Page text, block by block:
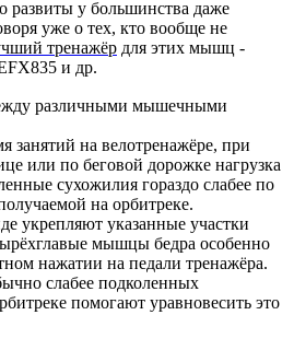
развиты у большинства даже
уже о тех, кто вообще не
тренажёр для этих мышц -
и др.
различными мышечными
занятий на велотренажёре, при
или по беговой дорожке нагрузка
сухожилия гораздо слабее по
на орбитреке.
укрепляют указанные участки
мышцы бедра особенно
нажатии на педали тренажёра.
слабее подколенных
помогают уравновесить это